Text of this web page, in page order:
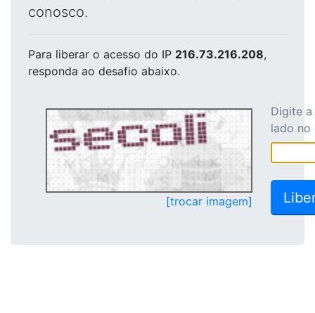
conosco.
Para liberar o acesso do IP 216.73.216.208,
responda ao desafio abaixo.
[trocar imagem]
Digite
lado no